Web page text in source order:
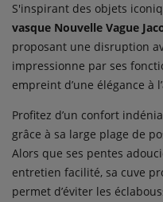
S'inspirant des objets
vasque Nouvelle Vague
proposant une disruption
impressionne par ses
empreint d’une élégance à
Profitez d’un confort
grâce à sa large plage de
Alors que ses pentes
entretien facilité, sa cuve
permet d’éviter les